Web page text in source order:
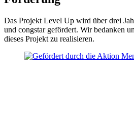
Das Projekt Level Up wird über drei
und congstar gefördert. Wir bedanken
dieses Projekt zu realisieren.